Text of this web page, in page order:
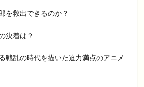
を救出できるのか？
決着は？
戦乱の時代を描いた迫力満点のアニメ